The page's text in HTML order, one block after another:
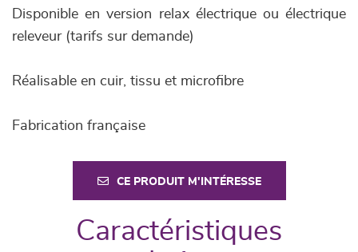
Disponible en version relax électrique ou électrique
releveur (tarifs sur demande)
Réalisable en cuir, tissu et microfibre
Fabrication française
CE PRODUIT M'INTÉRESSE
Caractéristiques